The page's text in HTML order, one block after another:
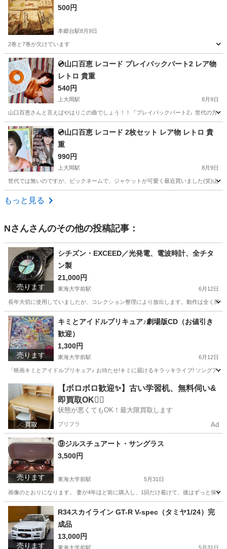
僕のヒーローアカデミア
500円
本郷台駅8月9日
2巻と7巻が欠けています
神奈川 横浜市 本郷台駅
💿️山口百恵 レコード プレイバックパート2 レア物
レトロ 貴重
540円
上大岡駅 8月9日
山口百恵さんと言えばやはりこの曲でしょう！！『プレイバックパート2』世代の方
神奈川 横浜市 上大岡駅 その他 レコード
💿️山口百恵 レコード 2枚セット レア物 レトロ 貴
重
990円
上大岡駅 8月9日
世代では無いのですが、ビックネームで、ジャケットが可愛く最近買いました(笑)山
神奈川 横浜市
もっと見る
Nさんさんのその他の投稿記事：
売ります
シチズン・EXCEED／光発電、電波時計、全チタ
ン製
21,000円
東海大学前駅 6月12日
長年大切に使用していましたが、コレクション整理により放出します。動作は全く問
神奈川 平塚市 東海大学前駅 アクセサリー EXCEED
売ります
キミとアイドルプリキュア♪劇場版CD（お値引き
歓迎）
1,300円
東海大学前駅 6月12日
「映画キミとアイドルプリキュア♪ お待たせ!キミに届けるキラッキライブ! ソング
神奈川 平塚市 東海大学前駅 CD 劇場版
【ボロボロ歓迎✨】古い学習机、無料伺い&
即買取OK🙆‍♀️
状態が悪くてもOK！最大限買取します
プリフラ Ad
売ります
⑨ジルスチュアート・サングラス
3,500円
東海大学前駅 5月31日
画像のとおりになります。 妻が4年ほど前に購入し、1回だけ着けて、後はずっと保
神奈川 平塚市 東海大学前駅 平塚市
東海大学前駅 小物
売ります
R34スカイライン GT-R V-spec（タミヤ1/24）完
成品
13,000円
東海大学前駅 5月31日